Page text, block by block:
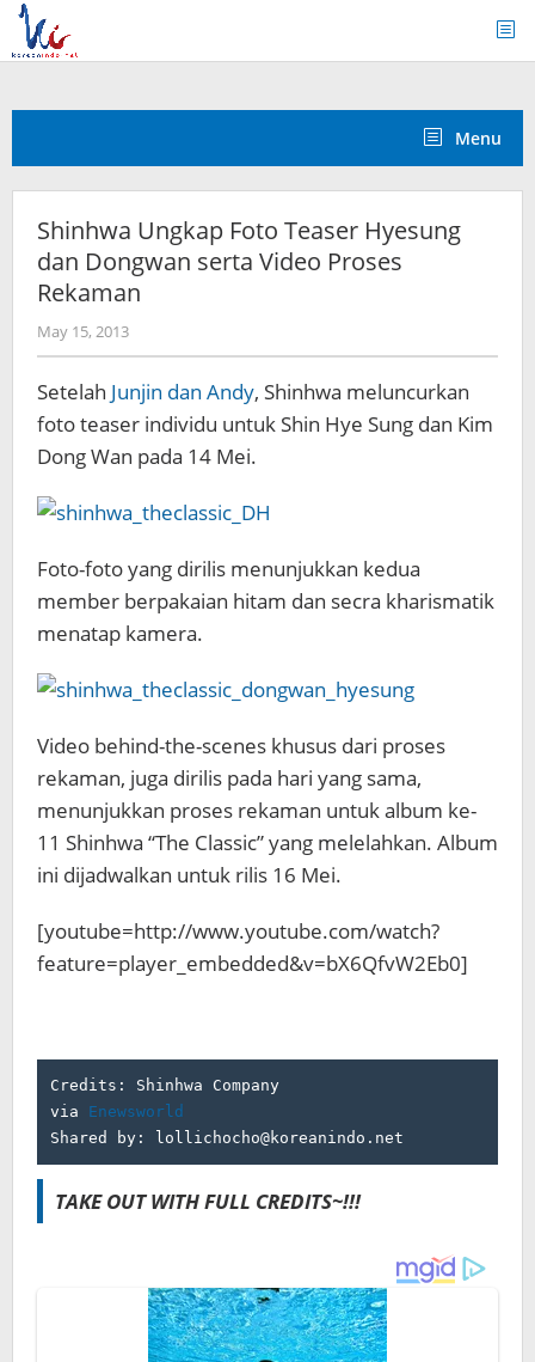
Skip
content
Menu
Shinhwa Ungkap Foto Teaser Hyesung
dan Dongwan serta Video Proses
Rekaman
May 15, 2013by
Koreanindo
Setelah Junjin dan Andy, Shinhwa meluncurkan
foto teaser individu untuk Shin Hye Sung dan Kim
Dong Wan pada 14 Mei.
Foto-foto yang dirilis menunjukkan kedua
member berpakaian hitam dan secra kharismatik
menatap kamera.
Video behind-the-scenes khusus dari proses
rekaman, juga dirilis pada hari yang sama,
menunjukkan proses rekaman untuk album ke-
11 Shinhwa “The Classic” yang melelahkan. Album
ini dijadwalkan untuk rilis 16 Mei.
[youtube=http://www.youtube.com/watch?
feature=player_embedded&v=bX6QfvW2Eb0]
Credits: Shinhwa Company
via Enewsworld
Shared by: lollichocho@koreanindo.net
TAKE OUT WITH FULL CREDITS~!!!